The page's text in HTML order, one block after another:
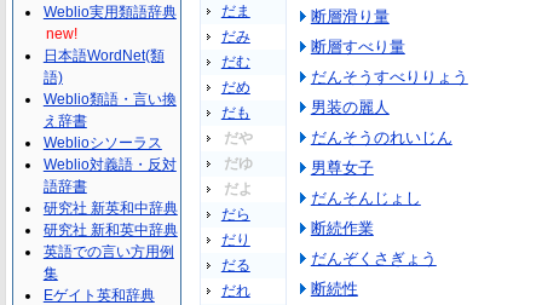
だま
だみ
だむ
だめ
だも
だや
だゆ
だよ
だら
だり
だる
だれ
断層滑り量
断層すべり量
だんそうすべりりょう
男装の麗人
だんそうのれいじん
男尊女子
だんそんじょし
断続作業
だんぞくさぎょう
断続性
Weblio実用類語辞典
new!
日本語WordNet(類
語)
Weblio類語・言い換
え辞書
Weblioシソーラス
Weblio対義語・反対
語辞書
研究社 新英和中辞典
研究社 新和英中辞典
英語での言い方用例
集
Eゲイト英和辞典